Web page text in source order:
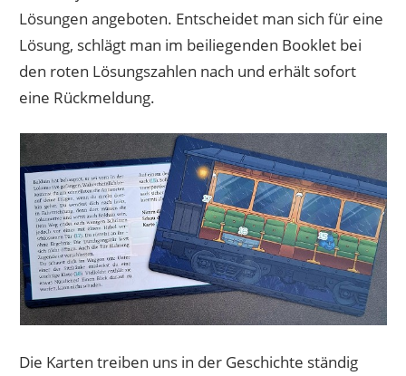
Lösungen angeboten. Entscheidet man sich für eine
Lösung, schlägt man im beiliegenden Booklet bei
den roten Lösungszahlen nach und erhält sofort
eine Rückmeldung.
Die Karten treiben uns in der Geschichte ständig